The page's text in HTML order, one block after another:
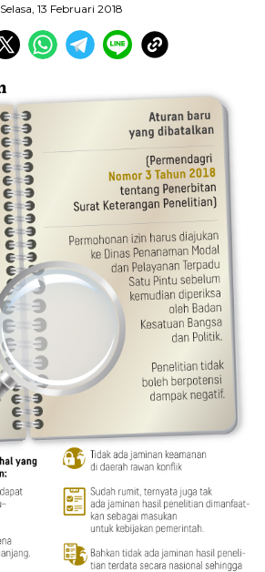
Selasa, 13 Februari 2018